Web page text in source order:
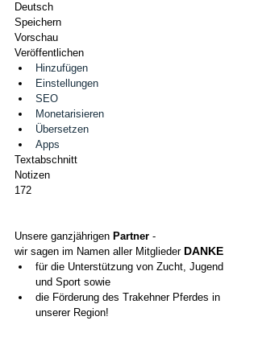
Deutsch
Speichern
Vorschau
Veröffentlichen
Hinzufügen
Einstellungen
SEO
Monetarisieren
Übersetzen
Apps
Textabschnitt
Notizen
172
Unsere ganzjährigen Partner -
wir sagen im Namen aller Mitglieder DANKE
für die Unterstützung von Zucht, Jugend
und Sport sowie
die Förderung des Trakehner Pferdes in
unserer Region!